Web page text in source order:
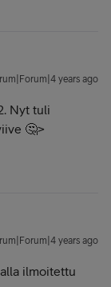
years ago
Nyt tuli
🤔>
years ago
ilmoitettu